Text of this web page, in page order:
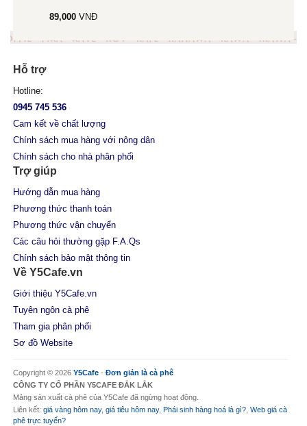
89,000 VNĐ
Hỗ trợ
Hotline:
0945 745 536
Cam kết về chất lượng
Chính sách mua hàng với nông dân
Chính sách cho nhà phân phối
Trợ giúp
Hướng dẫn mua hàng
Phương thức thanh toán
Phương thức vận chuyển
Các câu hỏi thường gặp F.A.Qs
Chính sách bảo mật thông tin
Về Y5Cafe.vn
Giới thiệu Y5Cafe.vn
Tuyên ngôn cà phê
Tham gia phân phối
Sơ đồ Website
Copyright © 2026Y5Cafe -Đơn giản là cà phê
CÔNG TY CỔ PHẦN Y5CAFE ĐẮK LẮK
Mảng sản xuất cà phê của Y5Cafe đã ngừng hoạt động.
Liên kết:giá vàng hôm nay,giá tiêu hôm nay,Phái sinh hàng hoá là gì? ,Web giá cà
phê trực tuyến?